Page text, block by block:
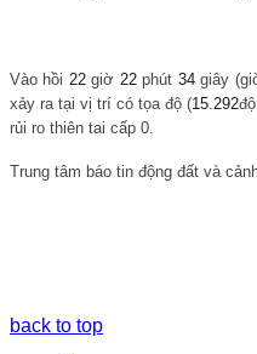
Vào hồi 22giờ 22phút 34giây
xảy ra tại vị trí có tọa độ (15.292
rủi ro thiên tai cấp 0.
Trung tâm báo tin động đất và
back to top